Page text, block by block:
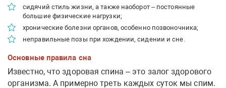
сидячий стиль жизни, а также наоборот – постоянные
большие физические нагрузки;
хронические болезни органов, особенно позвоночника;
неправильные позы при хождении, сидении и сне.
Основные правила сна
Известно, что здоровая спина – это залог здорового
организма. А примерно треть каждых суток мы спим.